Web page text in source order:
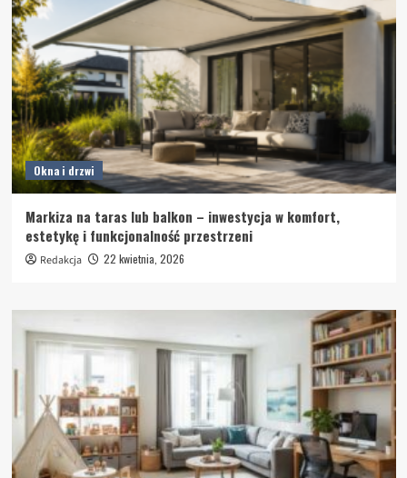
Okna i drzwi
Markiza na taras lub balkon – inwestycja w komfort,
estetykę i funkcjonalność przestrzeni
Redakcja 22 kwietnia, 2026